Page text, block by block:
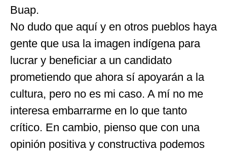
Buap.
No dudo que aquí y en otros pueblos haya
gente que usa la imagen indígena para
lucrar y beneficiar a un candidato
prometiendo que ahora sí apoyarán a la
cultura, pero no es mi caso. A mí no me
interesa embarrarme en lo que tanto
crítico. En cambio, pienso que con una
opinión positiva y constructiva podemos